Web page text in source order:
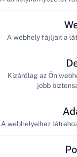
A webhely fájljait a
Kizárólag az Ön
jobb
A webhelyeihez